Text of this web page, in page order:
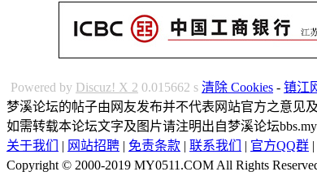
Powered by Discuz! X 2 0.015662 s 清除 Cookies - 镇江
梦溪论坛的帖子由网友发布并不代表网站官方之意见及
如需转载本论坛文字及图片请注明出自梦溪论坛
关于我们
| 网站招聘 | 免责条款 | 联系我们 | 官方QQ群 |
Copyright © 2000-2019 MY0511.COM All Rights